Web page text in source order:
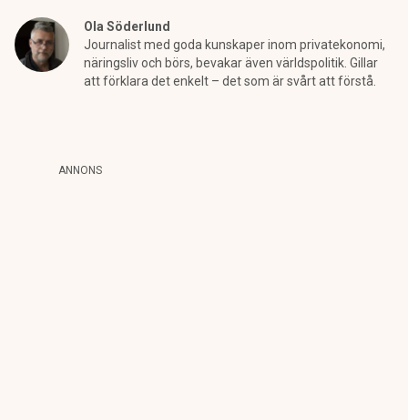
Ola Söderlund
Journalist med goda kunskaper inom privatekonomi,
näringsliv och börs, bevakar även världspolitik. Gillar
att förklara det enkelt – det som är svårt att förstå.
ANNONS